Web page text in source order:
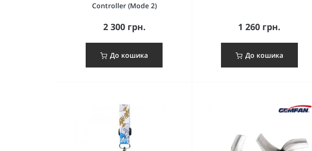
Controller (Mode 2)
2 300 грн.
До кошика
1 260 грн.
До кошика